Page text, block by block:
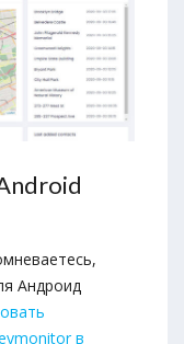
Андроид
в